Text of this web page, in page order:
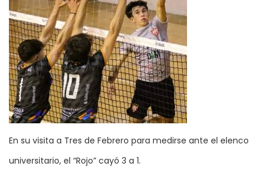
En su visita a Tres de Febrero para medirse ante el elenco
universitario, el “Rojo” cayó 3 a 1.